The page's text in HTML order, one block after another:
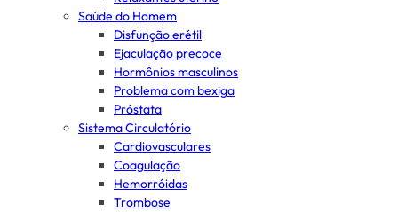
Saúde do Homem
Disfunção erétil
Ejaculação precoce
Hormônios masculinos
Problema com bexiga
Próstata
Sistema Circulatório
Cardiovasculares
Coagulação
Hemorróidas
Trombose